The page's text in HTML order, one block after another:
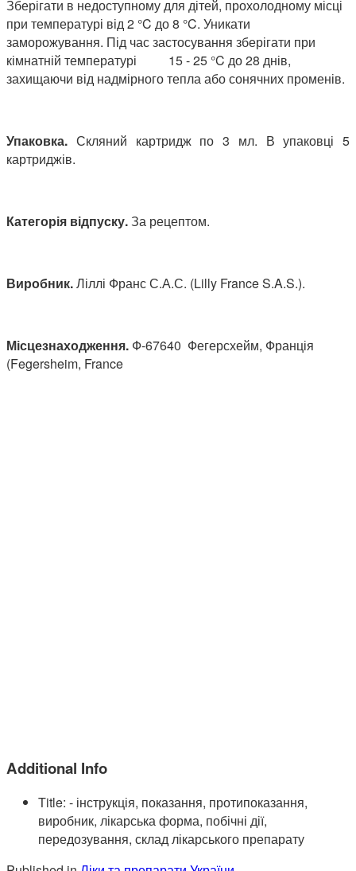
Зберігати в недоступному для дітей, прохолодному місці
при температурі від 2 °C до 8 °C. Уникати
заморожування. Під час застосування зберігати при
кімнатній температурі 15 - 25 °C до 28 днів,
захищаючи від надмірного тепла або сонячних променів.
Упаковка. Скляний картридж по 3 мл. В упаковці 5
картриджів.
Категорія відпуску.За рецептом.
Виробник.Ліллі Франс С.А.С. (Lilly France S.A.S.).
Місцезнаходження. Ф-67640 Фегерсхейм, Франція
(Fegersheim, France
Additional Info
Title: - інструкція, показання, протипоказання,
виробник, лікарська форма, побічні дії,
передозування, склад лікарського препарату